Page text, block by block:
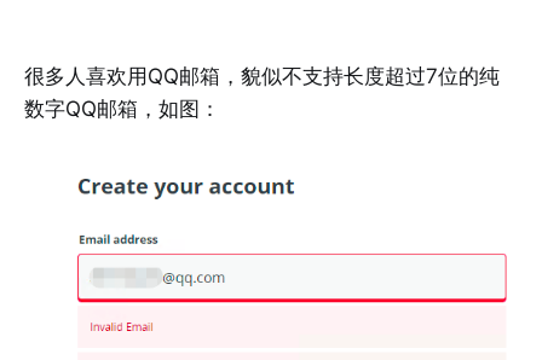
很多人喜欢用QQ邮箱，貌似不支持长度超过7位的纯
数字QQ邮箱，如图：